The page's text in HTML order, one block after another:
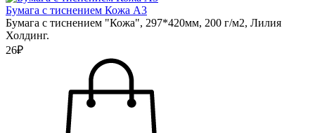
Бумага с тиснением Кожа А3
Бумага с тиснением "Кожа", 297*420мм, 200 г/м2, Лилия
Холдинг.
26₽